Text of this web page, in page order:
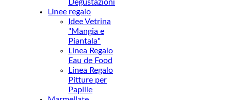
Degustazioni
Linee regalo
Idee Vetrina
"Mangia e
Piantala"
Linea Regalo
Eau de Food
Linea Regalo
Pitture per
Papille